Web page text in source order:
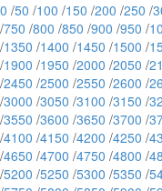
0 /50 /100 /150 /200 /250 /
/750 /800 /850 /900 /950 /
/1350 /1400 /1450 /1500 /
/1900 /1950 /2000 /2050 /
/2450 /2500 /2550 /2600 /
/3000 /3050 /3100 /3150 /
/3550 /3600 /3650 /3700 /
/4100 /4150 /4200 /4250 /
/4650 /4700 /4750 /4800 /
/5200 /5250 /5300 /5350 /